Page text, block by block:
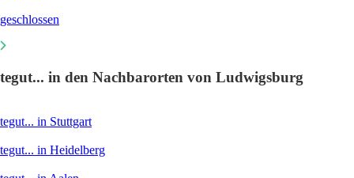
geschlossen
tegut... in den Nachbarorten von Ludwigsburg
tegut... in Stuttgart
tegut... in Heidelberg